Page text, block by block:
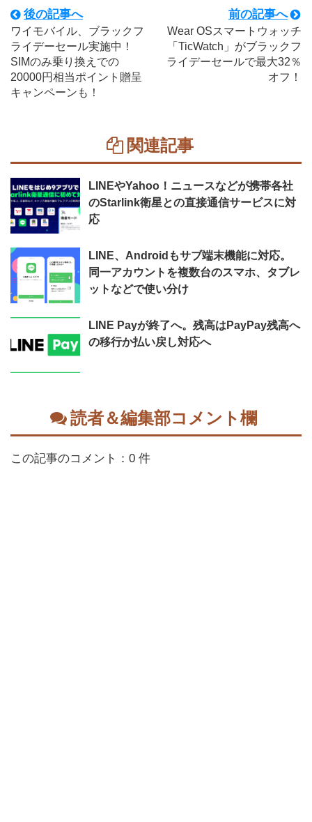
後の記事へ
ワイモバイル、ブラックフ
ライデーセール実施中！
SIMのみ乗り換えでの
20000円相当ポイント贈呈
キャンペーンも！
前の記事へ
Wear OSスマートウォッチ
「TicWatch」がブラックフ
ライデーセールで最大32％
オフ！
関連記事
LINEやYahoo！ニュースなどが携帯各社
のStarlink衛星との直接通信サービスに対
応
LINE、Androidもサブ端末機能に対応。
同一アカウントを複数台のスマホ、タブレ
ットなどで使い分け
LINE Payが終了へ。残高はPayPay残高へ
の移行か払い戻し対応へ
読者＆編集部コメント欄
この記事のコメント：0 件